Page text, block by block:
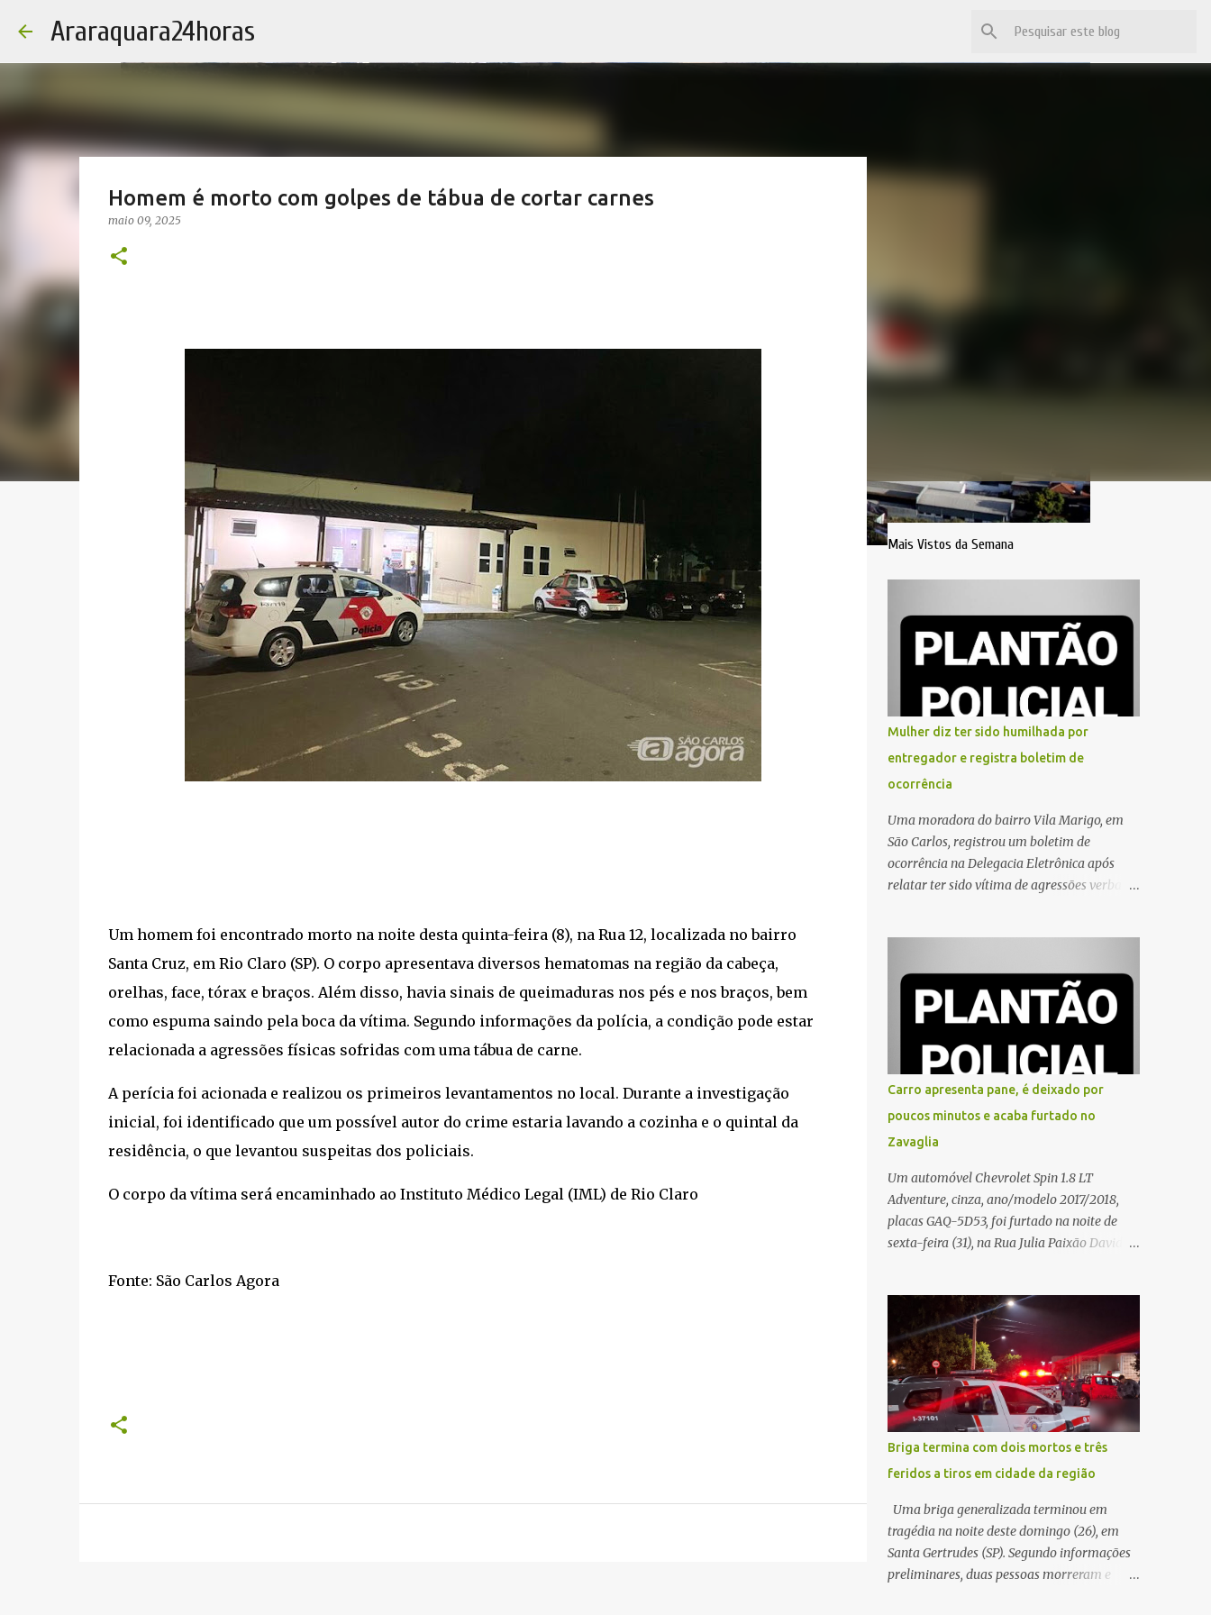
Araraquara24horas
Homem é morto com golpes de tábua de cortar carnes
maio 09, 2025
Um homem foi encontrado morto na noite desta quinta-feira (8), na Rua 12, localizada no bairro
Santa Cruz, em Rio Claro (SP). O corpo apresentava diversos hematomas na região da cabeça,
orelhas, face, tórax e braços. Além disso, havia sinais de queimaduras nos pés e nos braços, bem
como espuma saindo pela boca da vítima. Segundo informações da polícia, a condição pode estar
relacionada a agressões físicas sofridas com uma tábua de carne.
A perícia foi acionada e realizou os primeiros levantamentos no local. Durante a investigação
inicial, foi identificado que um possível autor do crime estaria lavando a cozinha e o quintal da
residência, o que levantou suspeitas dos policiais.
O corpo da vítima será encaminhado ao Instituto Médico Legal (IML) de Rio Claro
Fonte: São Carlos Agora
Mais Vistos da Semana
Mulher diz ter sido humilhada por
entregador e registra boletim de
ocorrência
Uma moradora do bairro Vila Marigo, em
São Carlos, registrou um boletim de
ocorrência na Delegacia Eletrônica após
relatar ter sido vítima de agressões verbais
feira (31). A mulher afirmou que o
entregador teria acionado o interfone de
forma equivocada e, em seguida, passou a
atenção de moradores e de pessoas que
estavam nas proximidades. Ainda conforme
o registro policial, a vítima relatou que, ao
receber a entrega, voltou a ser ofendida com
palavras de baixo calão e insultos. Ela
que se sentiu ameaçada, coagida e
humilhada com a situação. Fonte: São
Carlos Agora
Carro apresenta pane, é deixado por
poucos minutos e acaba furtado no
Zavaglia
Um automóvel Chevrolet Spin 1.8 LT
Adventure, cinza, ano/modelo 2017/2018,
placas GAQ-5D53, foi furtado na noite de
sexta-feira (31), na Rua Julia Paixão David,
motorista seguia pela via quando o veículo
apresentou uma pane elétrica no painel,
deixando de funcionar e impossibilitando
uma nova partida. Ainda segundo o registro
policial, o condutor estacionou o carro,
certificou-se de que todas as portas estavam
trancadas, permaneceu com a chave de
ignição e se ausentou do local por cerca de
dez minutos para buscar ajuda. Ao retornar,
constatou que o automóvel havia
desaparecido. A vítima realizou buscas pelas
imediações, mas não conseguiu localizar o
veículo. Conforme o boletim, um menino de
Briga termina com dois mortos e três
feridos a tiros em cidade da região
Uma briga generalizada terminou em
tragédia na noite deste domingo (26), em
Santa Gertrudes (SP). Segundo informações
preliminares, duas pessoas morreram e